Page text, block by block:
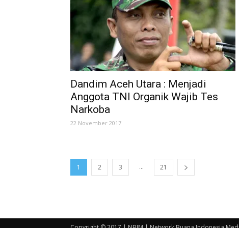
Dandim Aceh Utara : Menjadi
Anggota TNI Organik Wajib Tes
Narkoba
22 November 2017
1 2 3 ... 21